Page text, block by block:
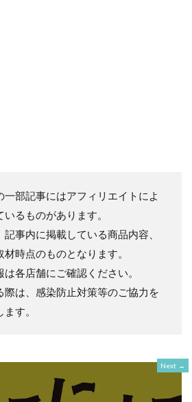
部記事にはアフィリエイトによ
いるものがあります。
事内に掲載している商品内容、
時点のものとなります。
各店舗にご確認ください。
は、感染防止対策等のご協力を
す。
Next